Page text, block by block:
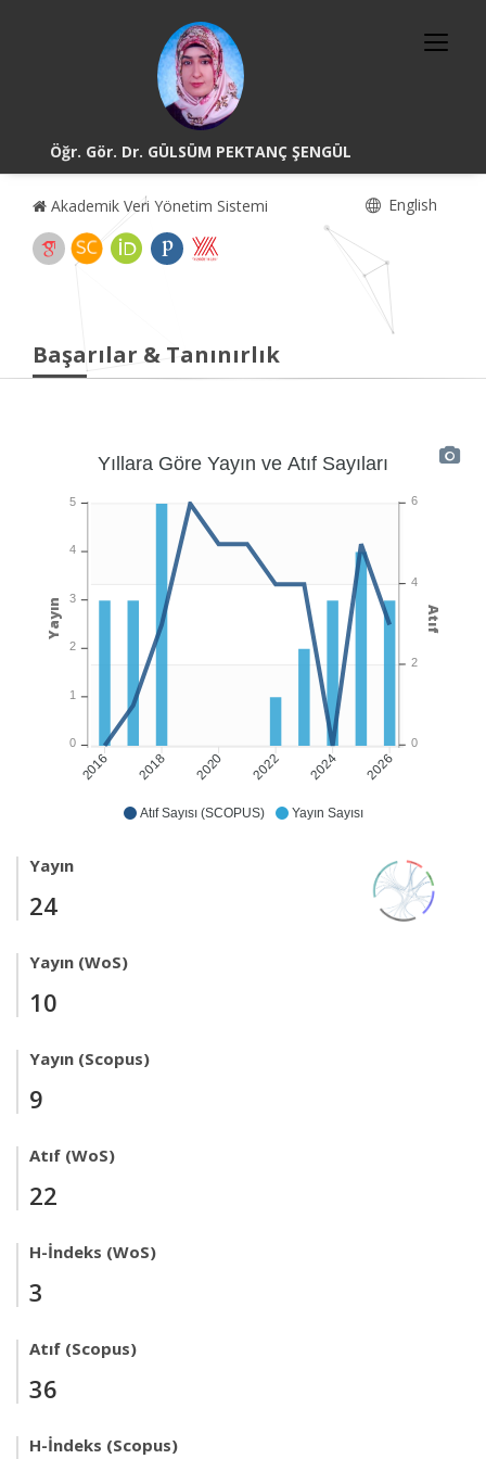
Öğr. Gör. Dr. GÜLSÜM PEKTANÇ ŞENGÜL
Akademik Veri Yönetim Sistemi English
Başarılar & Tanınırlık
Atıf Sayısı (SCOPUS) Yayın Sayısı
2016 2018 2020 2022 2024 2026
Yıllara Göre Yayın ve Atıf Sayıları
6
4
2
0
Atıf
5
4
3
2
1
0
Yayın
Yayın
24
Yayın (WoS)
10
Yayın (Scopus)
9
Atıf (WoS)
22
H-İndeks (WoS)
3
Atıf (Scopus)
36
H-İndeks (Scopus)